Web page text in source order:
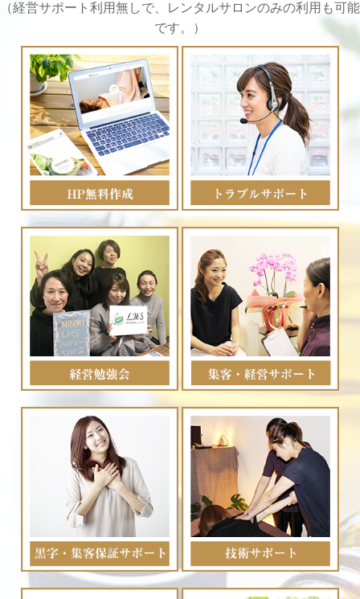
（経営サポート利用無しで、レンタルサロンのみの利用も可能
です。）